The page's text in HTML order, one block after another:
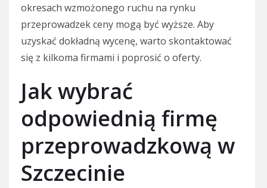
okresach wzmożonego ruchu na rynku
przeprowadzek ceny mogą być wyższe. Aby
uzyskać dokładną wycenę, warto skontaktować
się z kilkoma firmami i poprosić o oferty.
Jak wybrać
odpowiednią firmę
przeprowadzkową w
Szczecinie